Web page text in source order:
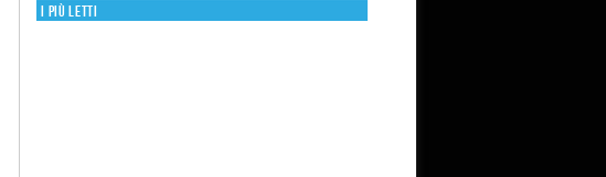
I più letti